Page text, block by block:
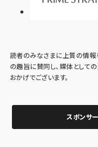
読者のみなさまに上質の情
の趣旨に賛同し、媒体として
おかげでございます。
スポンサ